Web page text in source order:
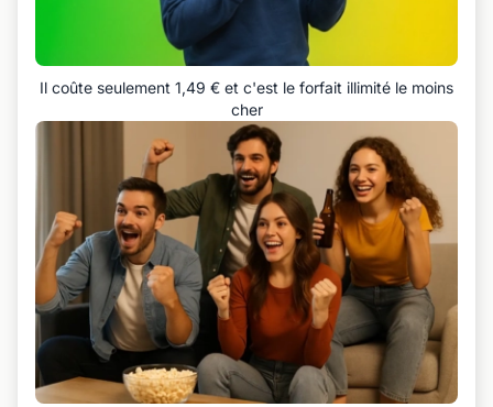
Il coûte seulement 1,49 € et c'est le forfait illimité le moins
cher